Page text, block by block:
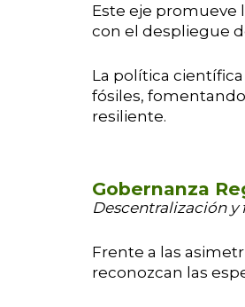
Este eje promueve
con el despliegue
La política
fósiles,
resiliente.
Gobernanza
Descentralización
Frente a las
reconozcan las